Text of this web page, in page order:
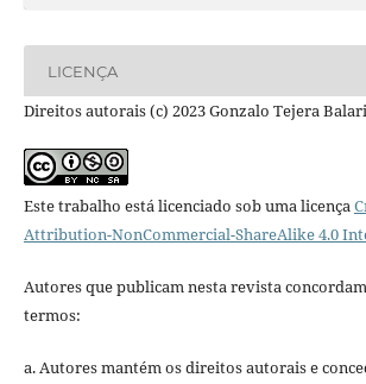
LICENÇA
Direitos autorais (c) 2023 Gonzalo Tejera
Este trabalho está licenciado sob uma licença
Attribution-NonCommercial-ShareAlike 4.0
Autores que publicam nesta revista
termos:
a. Autores mantém os direitos autorais e